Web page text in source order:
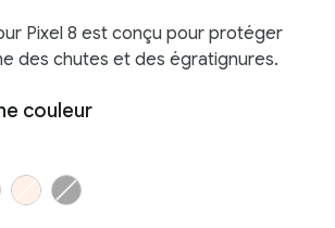
Pixel 8 est conçu pour protéger
des chutes et des égratignures.
couleur